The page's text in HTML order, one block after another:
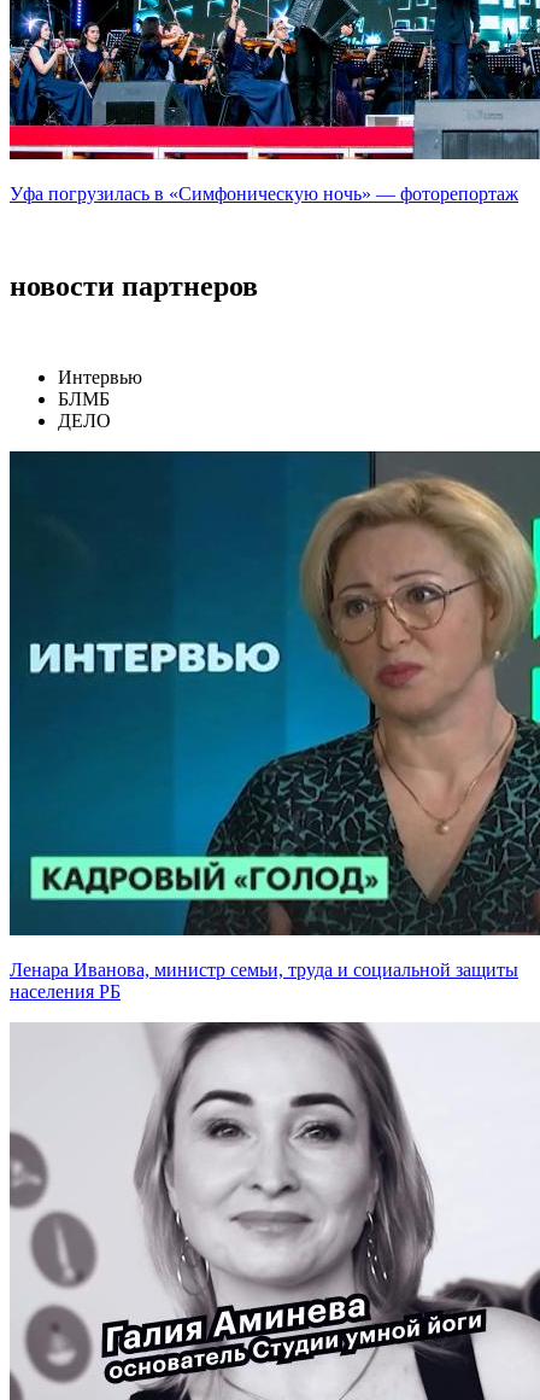
Уфа погрузилась в «Симфоническую ночь» — фоторепортаж
новости партнеров
Интервью
БЛМБ
ДЕЛО
Ленара Иванова, министр семьи, труда и социальной защиты
населения РБ